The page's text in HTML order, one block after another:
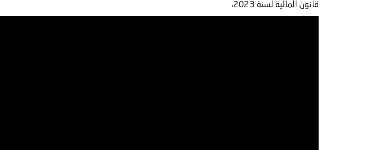
قانون المالية لسنة 2023،